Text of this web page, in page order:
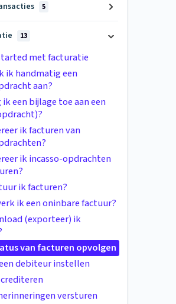
5
13
met facturatie
ik handmatig een
aan?
ik een bijlage toe aan een
ik facturen van
ik incasso-opdrachten
ik facturen?
ik een oninbare factuur?
(exporteer) ik
van facturen opvolgen
debiteur instellen
versturen